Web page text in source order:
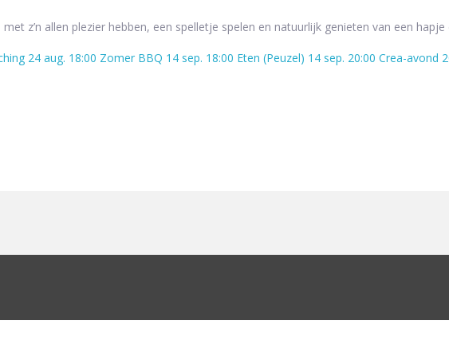
z’n allen plezier hebben, een spelletje spelen en natuurlijk genieten van een hapje